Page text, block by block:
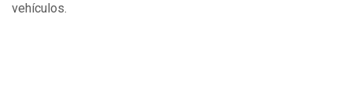
vehículos.